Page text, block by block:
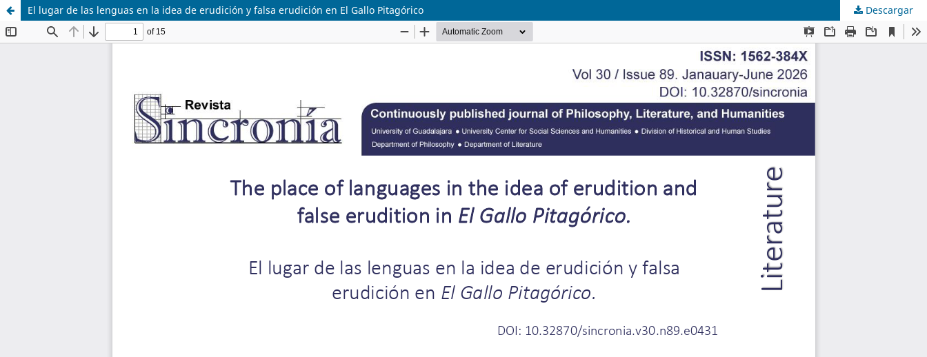
El lugar de las lenguas en la idea de erudición y falsa erudición en El Gallo Pitagórico Descargar